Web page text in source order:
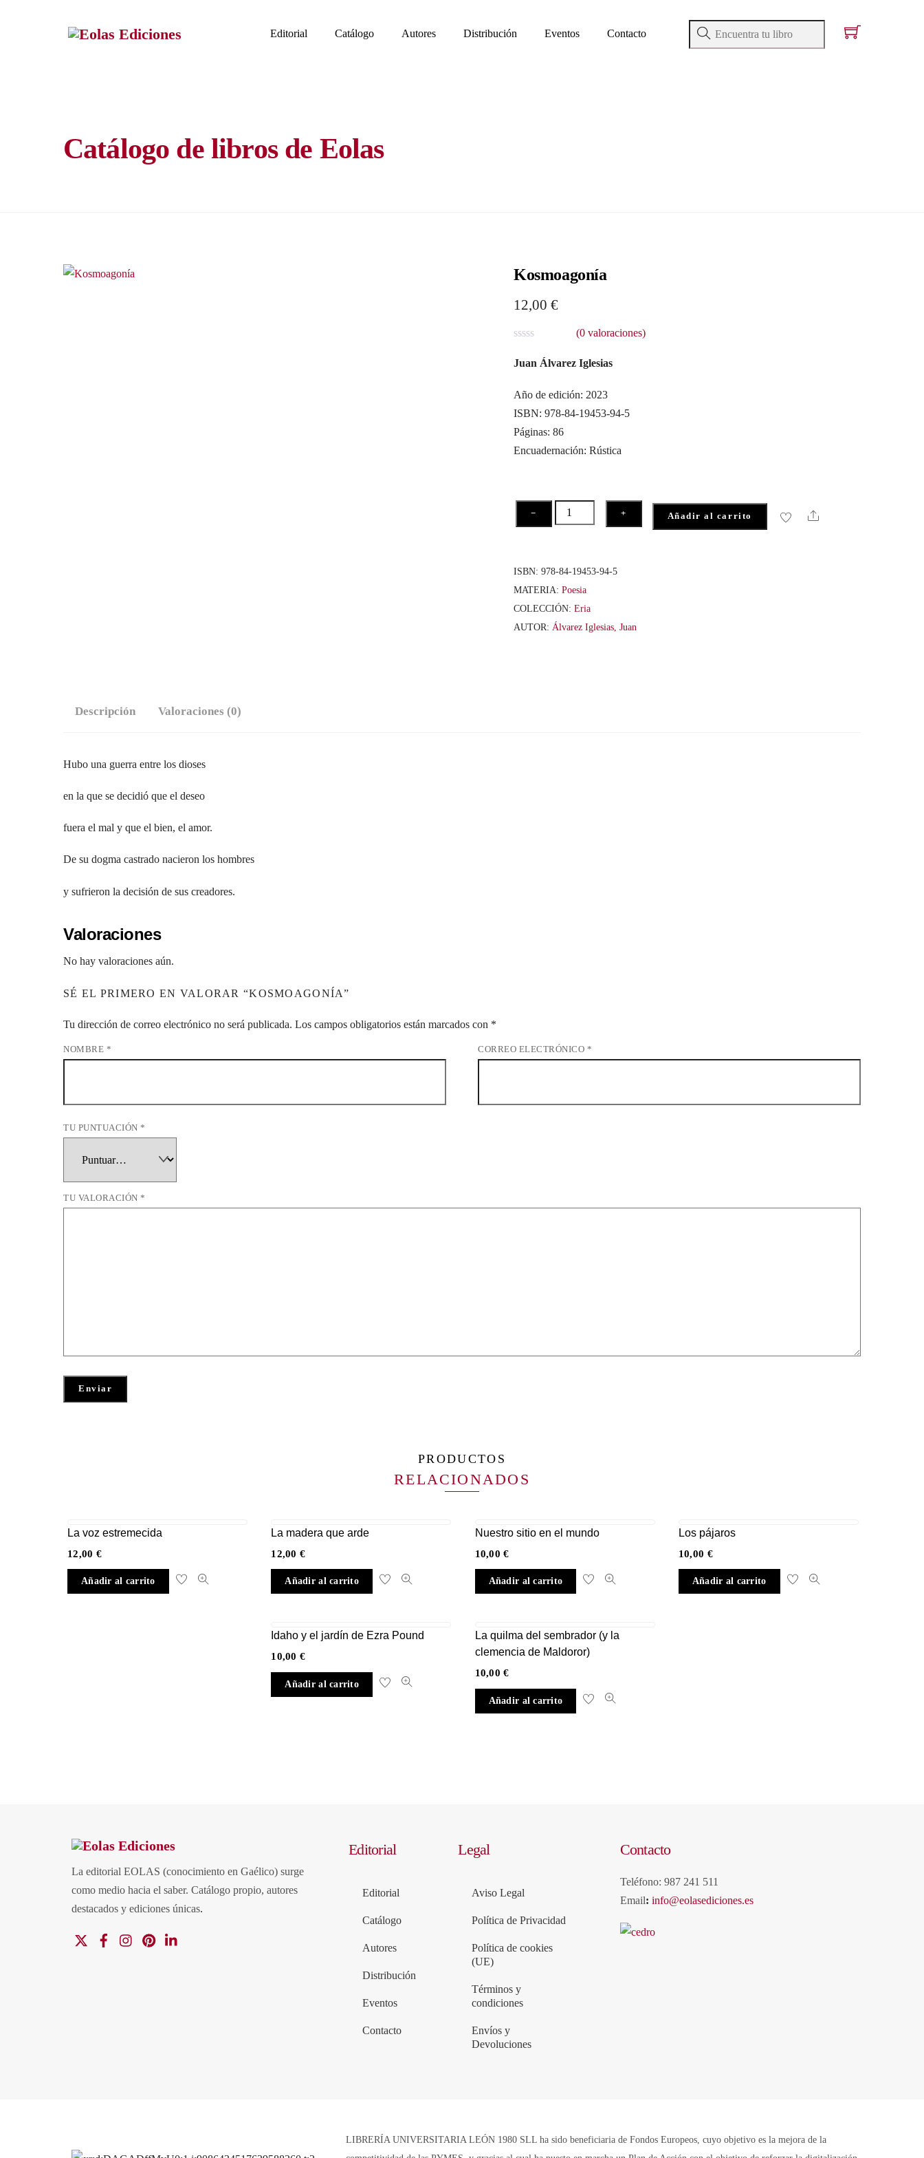
Editorial Catálogo Autores Distribución Eventos Contacto
Catálogo de libros de Eolas
Kosmoagonía
12,00€
a
r
d
o
c
o
5
(0valoraciones)
Juan Álvarez Iglesias
Año de edición: 2023
ISBN: 978-84-19453-94-5
Páginas: 86
Encuadernación: Rústica
−
Kosmoagonía
cantidad
+ Añadir al carrito Share
ISBN:978-84-19453-94-5
MATERIA:Poesia
COLECCIÓN:Eria
AUTOR: Álvarez Iglesias, Juan
Descripción Valoraciones (0)
Hubo una guerra entre los dioses
en la que se decidió que el deseo
fuera el mal y que el bien, el amor.
De su dogma castrado nacieron los hombres
y sufrieron la decisión de sus creadores.
Valoraciones
No hay valoraciones aún.
SÉ EL PRIMERO EN VALORAR “KOSMOAGONÍA”
Tu dirección de correo electrónico no será publicada. Los campos obligatorios están marcados con *
NOMBRE * CORREO ELECTRÓNICO *
TU PUNTUACIÓN*
TU VALORACIÓN*
PRODUCTOS
RELACIONADOS
La voz estremecida
12,00 €
Añadir al carrito
La madera que arde
12,00€
Añadir al carrito
Nuestro sitio en el mundo
10,00€
Añadir al carrito
Los pájaros
10,00 €
Añadir al carrito
Idaho y el jardín de Ezra Pound
10,00€
Añadir al carrito
La quilma del sembrador (y la
clemencia de Maldoror)
10,00€
Añadir al carrito
La editorial EOLAS (conocimiento en Gaélico) surge
como medio hacia el saber. Catálogo propio, autores
destacados y ediciones únicas.
FacebookInstagramPinterest
Editorial
Editorial
Catálogo
Autores
Distribución
Eventos
Contacto
Legal
Aviso Legal
Política de Privacidad
Política de cookies
(UE)
Términos y
condiciones
Envíos y
Devoluciones
Contacto
Teléfono: 987 241 511
Email: info@eolasediciones.es
LIBRERÍA UNIVERSITARIA LEÓN 1980 SLL ha sido beneficiaria de Fondos Europeos, cuyo objetivo es la mejora de la